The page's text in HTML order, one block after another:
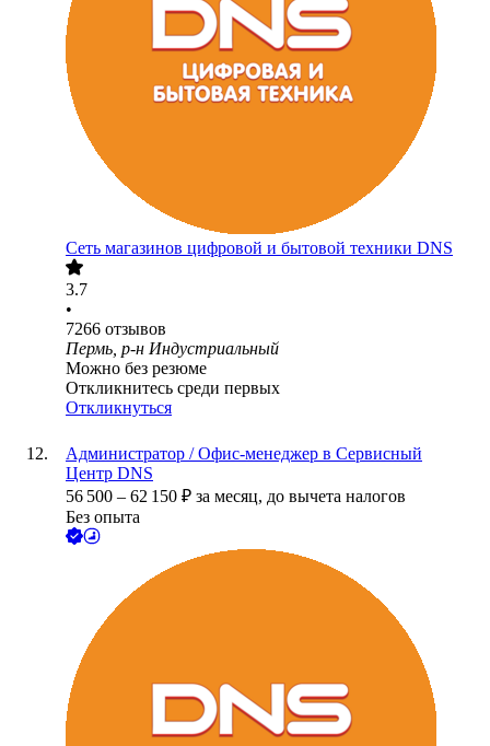
Сеть магазинов цифровой и бытовой техники DNS
3.7
•
7266 отзывов
Пермь, р-н Индустриальный
Можно без резюме
Откликнитесь среди первых
Откликнуться
Администратор / Офис-менеджер в Сервисный
Центр DNS
56 500 – 62 150 ₽ за месяц, до вычета налогов
Без опыта